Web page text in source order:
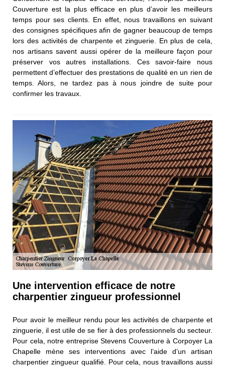
Couverture est la plus efficace en plus d’avoir les meilleurs
temps pour ses clients. En effet, nous travaillons en suivant
des consignes spécifiques afin de gagner beaucoup de temps
lors des activités de charpente et zinguerie. En plus de cela,
nos artisans savent aussi opérer de la meilleure façon pour
préserver vos autres installations. Ces savoir-faire nous
permettent d’effectuer des prestations de qualité en un rien de
temps. Alors, ne tardez pas à nous joindre de suite pour
confirmer les travaux.
Une intervention efficace de notre
charpentier zingueur professionnel
Pour avoir le meilleur rendu pour les activités de charpente et
zinguerie, il est utile de se fier à des professionnels du secteur.
Pour cela, notre entreprise Stevens Couverture à Corpoyer La
Chapelle mène ses interventions avec l’aide d’un artisan
charpentier zingueur qualifié. Pour cela, nous travaillons aussi